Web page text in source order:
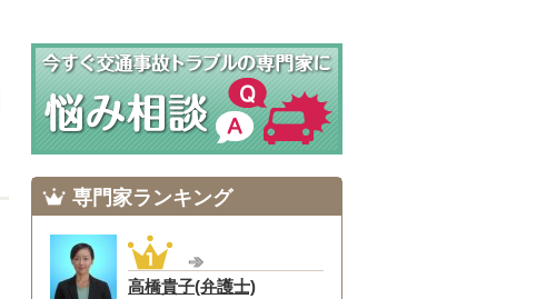
専門家ランキング
高橋貴子(弁護士)